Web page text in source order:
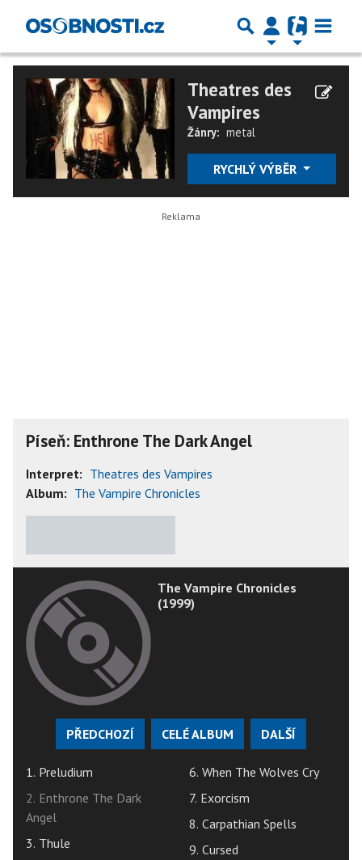
Theatres des
Vampires
Žánry: metal
RYCHLÝ VÝBĚR
Píseň: Enthrone The Dark Angel
Interpret: Theatres des Vampires
Album: The Vampire Chronicles
The Vampire Chronicles
(1999)
PŘEDCHOZÍ CELÉ ALBUM DALŠÍ
1. Preludium
2. Enthrone The Dark
Angel
3. Thule
6. When The Wolves Cry
7. Exorcism
8. Carpathian Spells
9. Cursed